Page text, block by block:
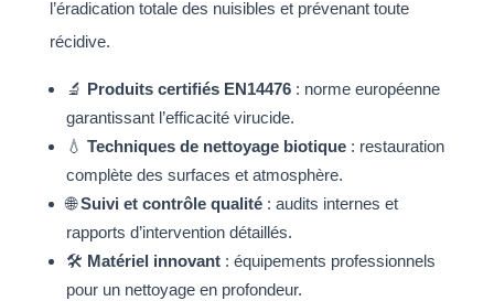
l’éradication totale des nuisibles et prévenant toute
récidive.
🔬 Produits certifiés EN14476: norme européenne
garantissant l’efficacité virucide.
💧 Techniques de nettoyage biotique: restauration
complète des surfaces et atmosphère.
🌐Suivi et contrôle qualité: audits internes et
rapports d’intervention détaillés.
🛠️ Matériel innovant: équipements professionnels
pour un nettoyage en profondeur.